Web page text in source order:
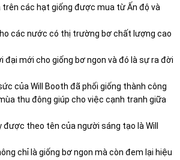
các hạt giống được mua từ Ấn độ và
các nước có thị trường bơ chất lượng cao
mới cho giống bơ ngon và đó là sự ra đời
của Will Booth đã phối giống thành công
thu đông giúp cho việc cạnh tranh giữa
theo tên của người sáng tạo là Will
chỉ là giống bơ ngon mà còn đem lại hiệu